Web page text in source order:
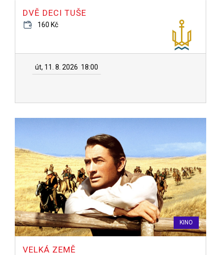
DVĚ DECI TUŠE
160 Kč
út, 11. 8. 2026 18:00
KINO
VELKÁ ZEMĚ